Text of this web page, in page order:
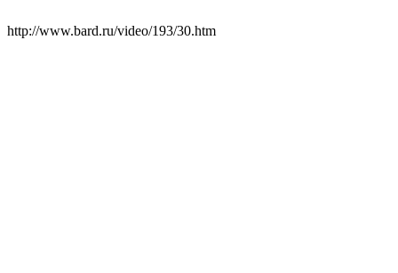
http://www.bard.ru/video/193/30.htm